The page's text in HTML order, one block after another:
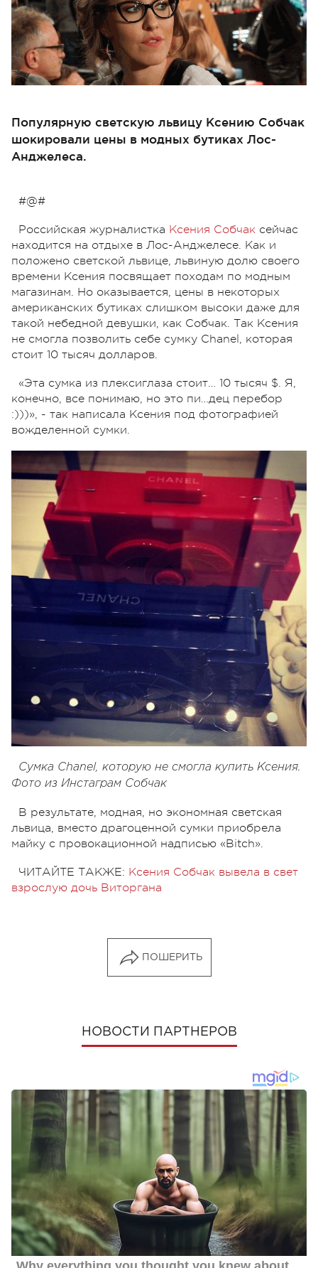
Популярную светскую львицу Ксению Собчак
шокировали цены в модных бутиках Лос-
Анджелеса.
#@#
Российская журналистка Ксения Собчак сейчас
находится на отдыхе в Лос-Анджелесе. Как и
положено светской львице, львиную долю своего
времени Ксения посвящает походам по модным
магазинам. Но оказывается, цены в некоторых
американских бутиках слишком высоки даже для
такой небедной девушки, как Собчак. Так Ксения
не смогла позволить себе сумку Chanel, которая
стоит 10 тысяч долларов.
«Эта сумка из плексиглаза стоит… 10 тысяч $. Я,
конечно, все понимаю, но это пи…дец перебор
:)))», - так написала Ксения под фотографией
вожделенной сумки.
Сумка Chanel, которую не смогла купить Ксения.
Фото из Инстаграм Собчак
В результате, модная, но экономная светская
львица, вместо драгоценной сумки приобрела
майку с провокационной надписью «Bitch».
ЧИТАЙТЕ ТАКЖЕ: Ксения Собчак вывела в свет
взрослую дочь Виторгана
ПОШЕРИТЬ
НОВОСТИ ПАРТНЕРОВ